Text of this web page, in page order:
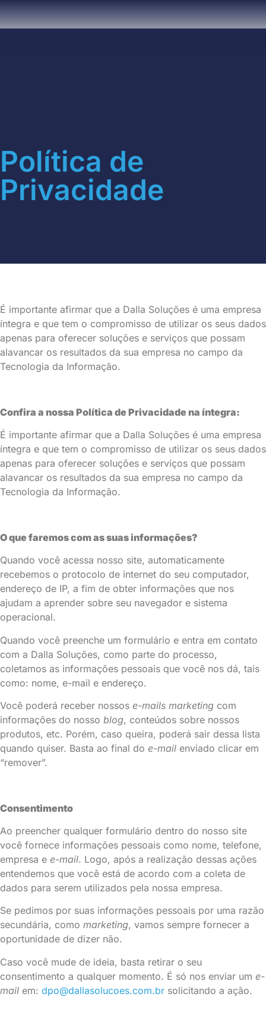
Política de
Privacidade
É importante afirmar que a Dalla Soluções é uma empresa
íntegra e que tem o compromisso de utilizar os seus dados
apenas para oferecer soluções e serviços que possam
alavancar os resultados da sua empresa no campo da
Tecnologia da Informação.
Confira a nossa Política de Privacidade na íntegra:
É importante afirmar que a Dalla Soluções é uma empresa
íntegra e que tem o compromisso de utilizar os seus dados
apenas para oferecer soluções e serviços que possam
alavancar os resultados da sua empresa no campo da
Tecnologia da Informação.
O que faremos com as suas informações?
Quando você acessa nosso site, automaticamente
recebemos o protocolo de internet do seu computador,
endereço de IP, a fim de obter informações que nos
ajudam a aprender sobre seu navegador e sistema
operacional.
Quando você preenche um formulário e entra em contato
com a Dalla Soluções, como parte do processo,
coletamos as informações pessoais que você nos dá, tais
como: nome, e-mail e endereço.
Você poderá receber nossos e-mails marketing com
informações do nosso blog, conteúdos sobre nossos
produtos, etc. Porém, caso queira, poderá sair dessa lista
quando quiser. Basta ao final do e-mail enviado clicar em
“remover”.
Consentimento
Ao preencher qualquer formulário dentro do nosso site
você fornece informações pessoais como nome, telefone,
empresa e e-mail. Logo, após a realização dessas ações
entendemos que você está de acordo com a coleta de
dados para serem utilizados pela nossa empresa.
Se pedimos por suas informações pessoais por uma razão
secundária, como marketing, vamos sempre fornecer a
oportunidade de dizer não.
Caso você mude de ideia, basta retirar o seu
consentimento a qualquer momento. É só nos enviar um e-
mail em: dpo@dallasolucoes.com.br solicitando a ação.